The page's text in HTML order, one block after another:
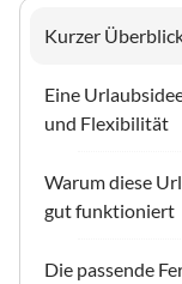
Kurzer
Eine
und Flexibilität
Warum diese
gut funktioniert
Die passende